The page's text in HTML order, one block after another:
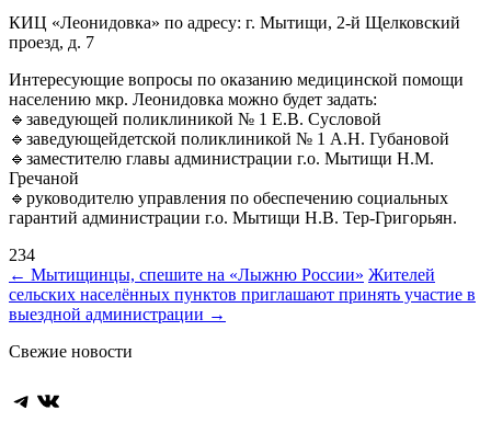
КИЦ «Леонидовка» по адресу: г. Мытищи, 2-й Щелковский
проезд, д. 7
Интересующие вопросы по оказанию медицинской помощи
населению мкр. Леонидовка можно будет задать:
🔹заведующей поликлиникой № 1 Е.В. Сусловой
🔹заведующейдетской поликлиникой № 1 А.Н. Губановой
🔹заместителю главы администрации г.о. Мытищи Н.М.
Гречаной
🔹руководителю управления по обеспечению социальных
гарантий администрации г.о. Мытищи Н.В. Тер-Григорьян.
234
Навигация
по
← Мытищинцы, спешите на «Лыжню России» Жителей
сельских населённых пунктов приглашают принять участие в
выездной администрации →
Свежие новости
Telegram
ВКонтакте